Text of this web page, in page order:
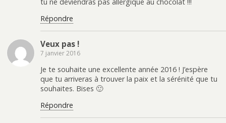
Répondre
Veux pas !
7 janvier 2016
Je te souhaite une excellente année 2016 ! J’espère
que tu arriveras à trouver la paix et la sérénité que tu
souhaites. Bises 🙂
Répondre